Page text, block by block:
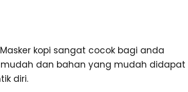
kopi sangat cocok bagi anda
dan bahan yang mudah didapat
diri.